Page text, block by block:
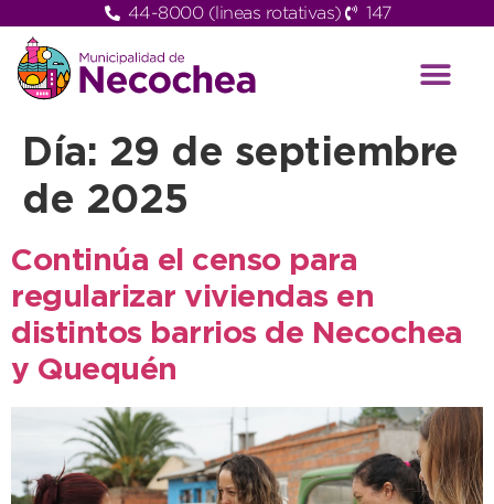
44-8000 (lineas rotativas) 147
Día: 29 de septiembre
de 2025
Continúa el censo para
regularizar viviendas en
distintos barrios de Necochea
y Quequén